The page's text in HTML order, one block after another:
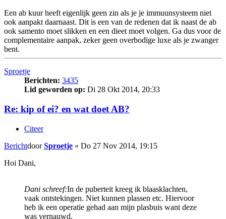
Een ab kuur heeft eigenlijk geen zin als je je immuunsysteem niet
ook aanpakt daarnaast. Dit is een van de redenen dat ik naast de ab
ook samento moet slikken en een dieet moet volgen. Ga dus voor de
complementaire aanpak, zeker geen overbodige luxe als je zwanger
bent.
Sproetje
Berichten: 3435
Lid geworden op: Di 28 Okt 2014, 20:33
Re: kip of ei? en wat doet AB?
Citeer
BerichtdoorSproetje » Do 27 Nov 2014, 19:15
Hoi Dani,
Dani schreef:In de puberteit kreeg ik blaasklachten,
vaak ontstekingen. Niet kunnen plassen etc. Hiervoor
heb ik een operatie gehad aan mijn plasbuis want deze
was vernauwd.